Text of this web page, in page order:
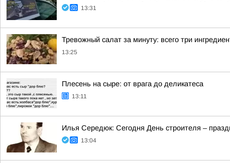
13:31
Тревожный салат за минуту: всего три
13:25
Плесень на сыре: от врага до деликатеса
13:11
Илья Середюк: Сегодня День строителя –
13:04